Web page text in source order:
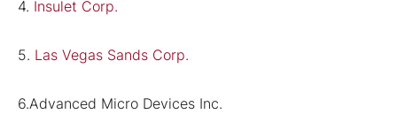
4. Insulet Corp.
5. Las Vegas Sands Corp.
6.Advanced Micro Devices Inc.